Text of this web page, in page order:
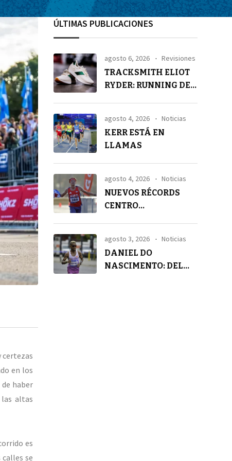
certezas
en los
haber
altas
es
se
ÚLTIMAS PUBLICACIONES
agosto 6, 2026 Revisiones
TRACKSMITH ELIOT
RYDER: RUNNING DE
agosto 4, 2026 Noticias
KERR ESTÁ EN
LLAMAS
agosto 4, 2026 Noticias
NUEVOS RÉCORDS
CENTRO
agosto 3, 2026 Noticias
DANIEL DO
NASCIMENTO: DEL